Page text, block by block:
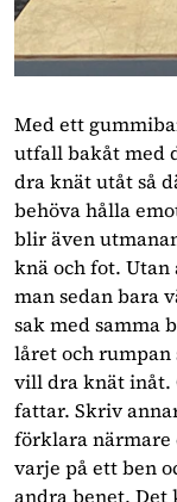
Med ett
utfall bakåt med
dra knät utåt så
behöva hålla
blir även
knä och fot.
man sedan bara
sak med samma
låret och
vill dra knät inåt.
fattar. Skriv
förklara närmare
varje på ett ben
andra benet. Det